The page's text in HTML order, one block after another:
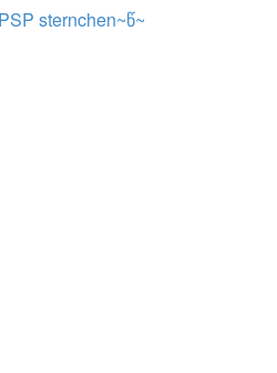
sternchen~წ~